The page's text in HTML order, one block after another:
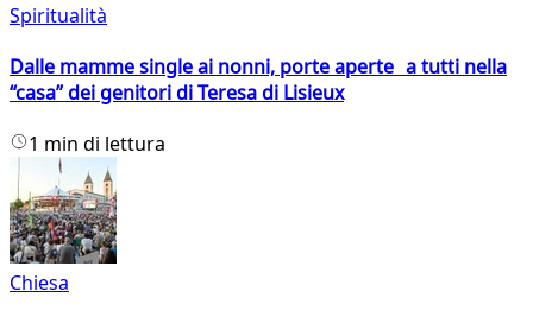
Spiritualità
Dalle mamme single ai nonni, porte aperte a tutti nella
“casa” dei genitori di Teresa di Lisieux
1 min di lettura
Chiesa